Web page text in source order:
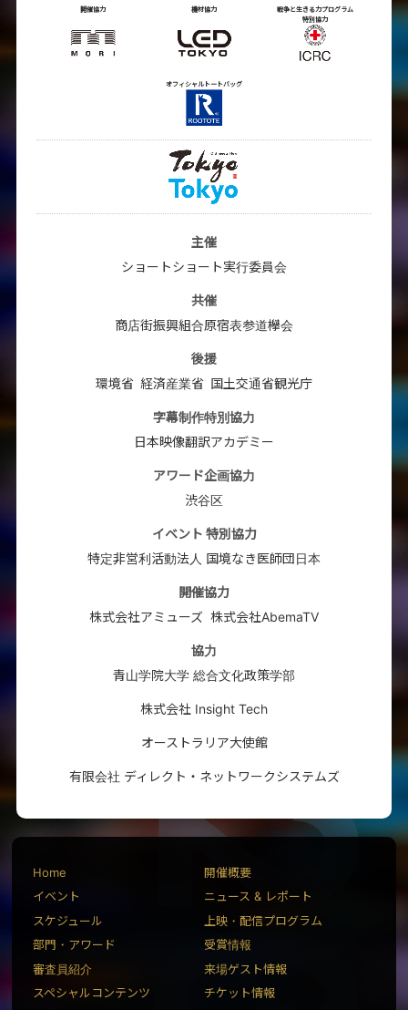
開催協力 機材協力
戦争と生きる力プログラム
特別協力
オフィシャルトートバッグ
主催
ショートショート実行委員会
共催
商店街振興組合原宿表参道欅会
後援
環境省 経済産業省 国土交通省観光庁
字幕制作特別協力
日本映像翻訳アカデミー
アワード企画協力
渋谷区
イベント 特別協力
特定非営利活動法人 国境なき医師団日本
開催協力
株式会社アミューズ 株式会社AbemaTV
協力
青山学院大学 総合文化政策学部
株式会社 Insight Tech
オーストラリア大使館
有限会社 ディレクト・ネットワークシステムズ
Home
開催概要
イベント
ニュース & レポート
スケジュール
上映・配信プログラム
部門・アワード
受賞情報
審査員紹介
来場ゲスト情報
スペシャルコンテンツ
チケット情報